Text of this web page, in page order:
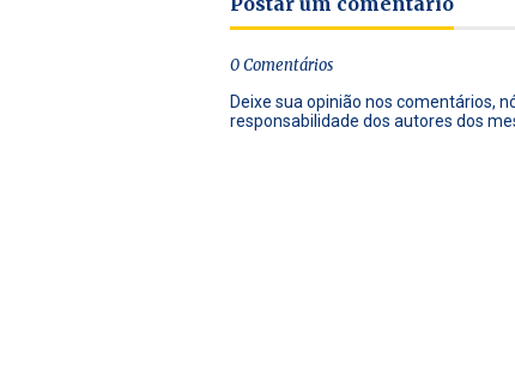
0 Comentários
Deixe sua opinião nos comentários,
responsabilidade dos autores dos